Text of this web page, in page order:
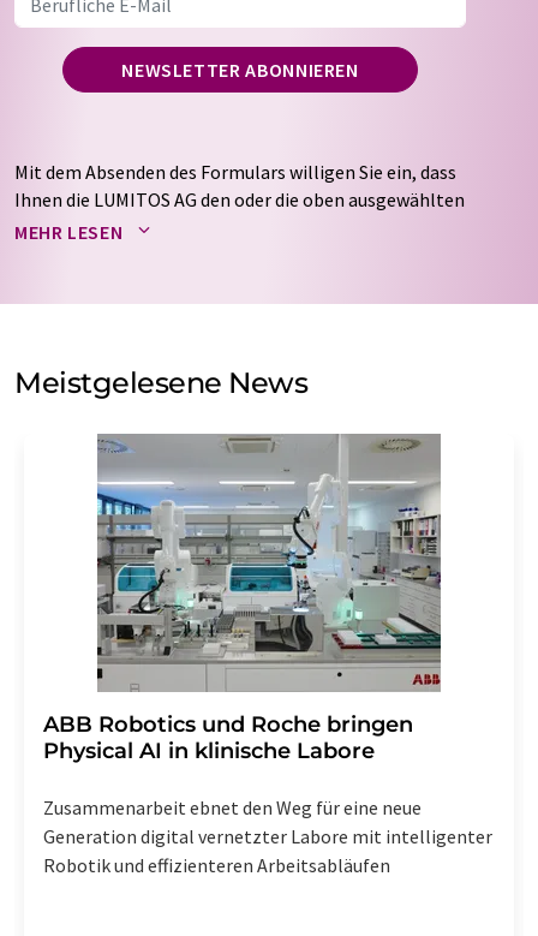
NEWSLETTER ABONNIEREN
Mit dem Absenden des Formulars willigen Sie ein, dass
Ihnen die LUMITOS AG den oder die oben ausgewählten
Newsletter per E-Mail zusendet. Ihre Daten werden
auf Basis unsererDatenschutzerklärung. LUMITOS darf
Meinungsforschung per E-Mail kontaktieren. Ihre
Einwilligung können Sie jederzeit ohne Angabe von
Str. 2, 12489 Berlin oder per E-Mail unter
widerruf@lumitos.commit Wirkung für die Zukunft
widerrufen. Zudem ist in jeder E-Mail ein Link zur
Abbestellung des entsprechenden Newsletters
enthalten.
MEHR LESEN
Meistgelesene News
​​​​​​​ABB Robotics und Roche bringen
Physical AI in klinische Labore
Zusammenarbeit ebnet den Weg für eine neue
Generation digital vernetzter Labore mit intelligenter
Robotik und effizienteren Arbeitsabläufen